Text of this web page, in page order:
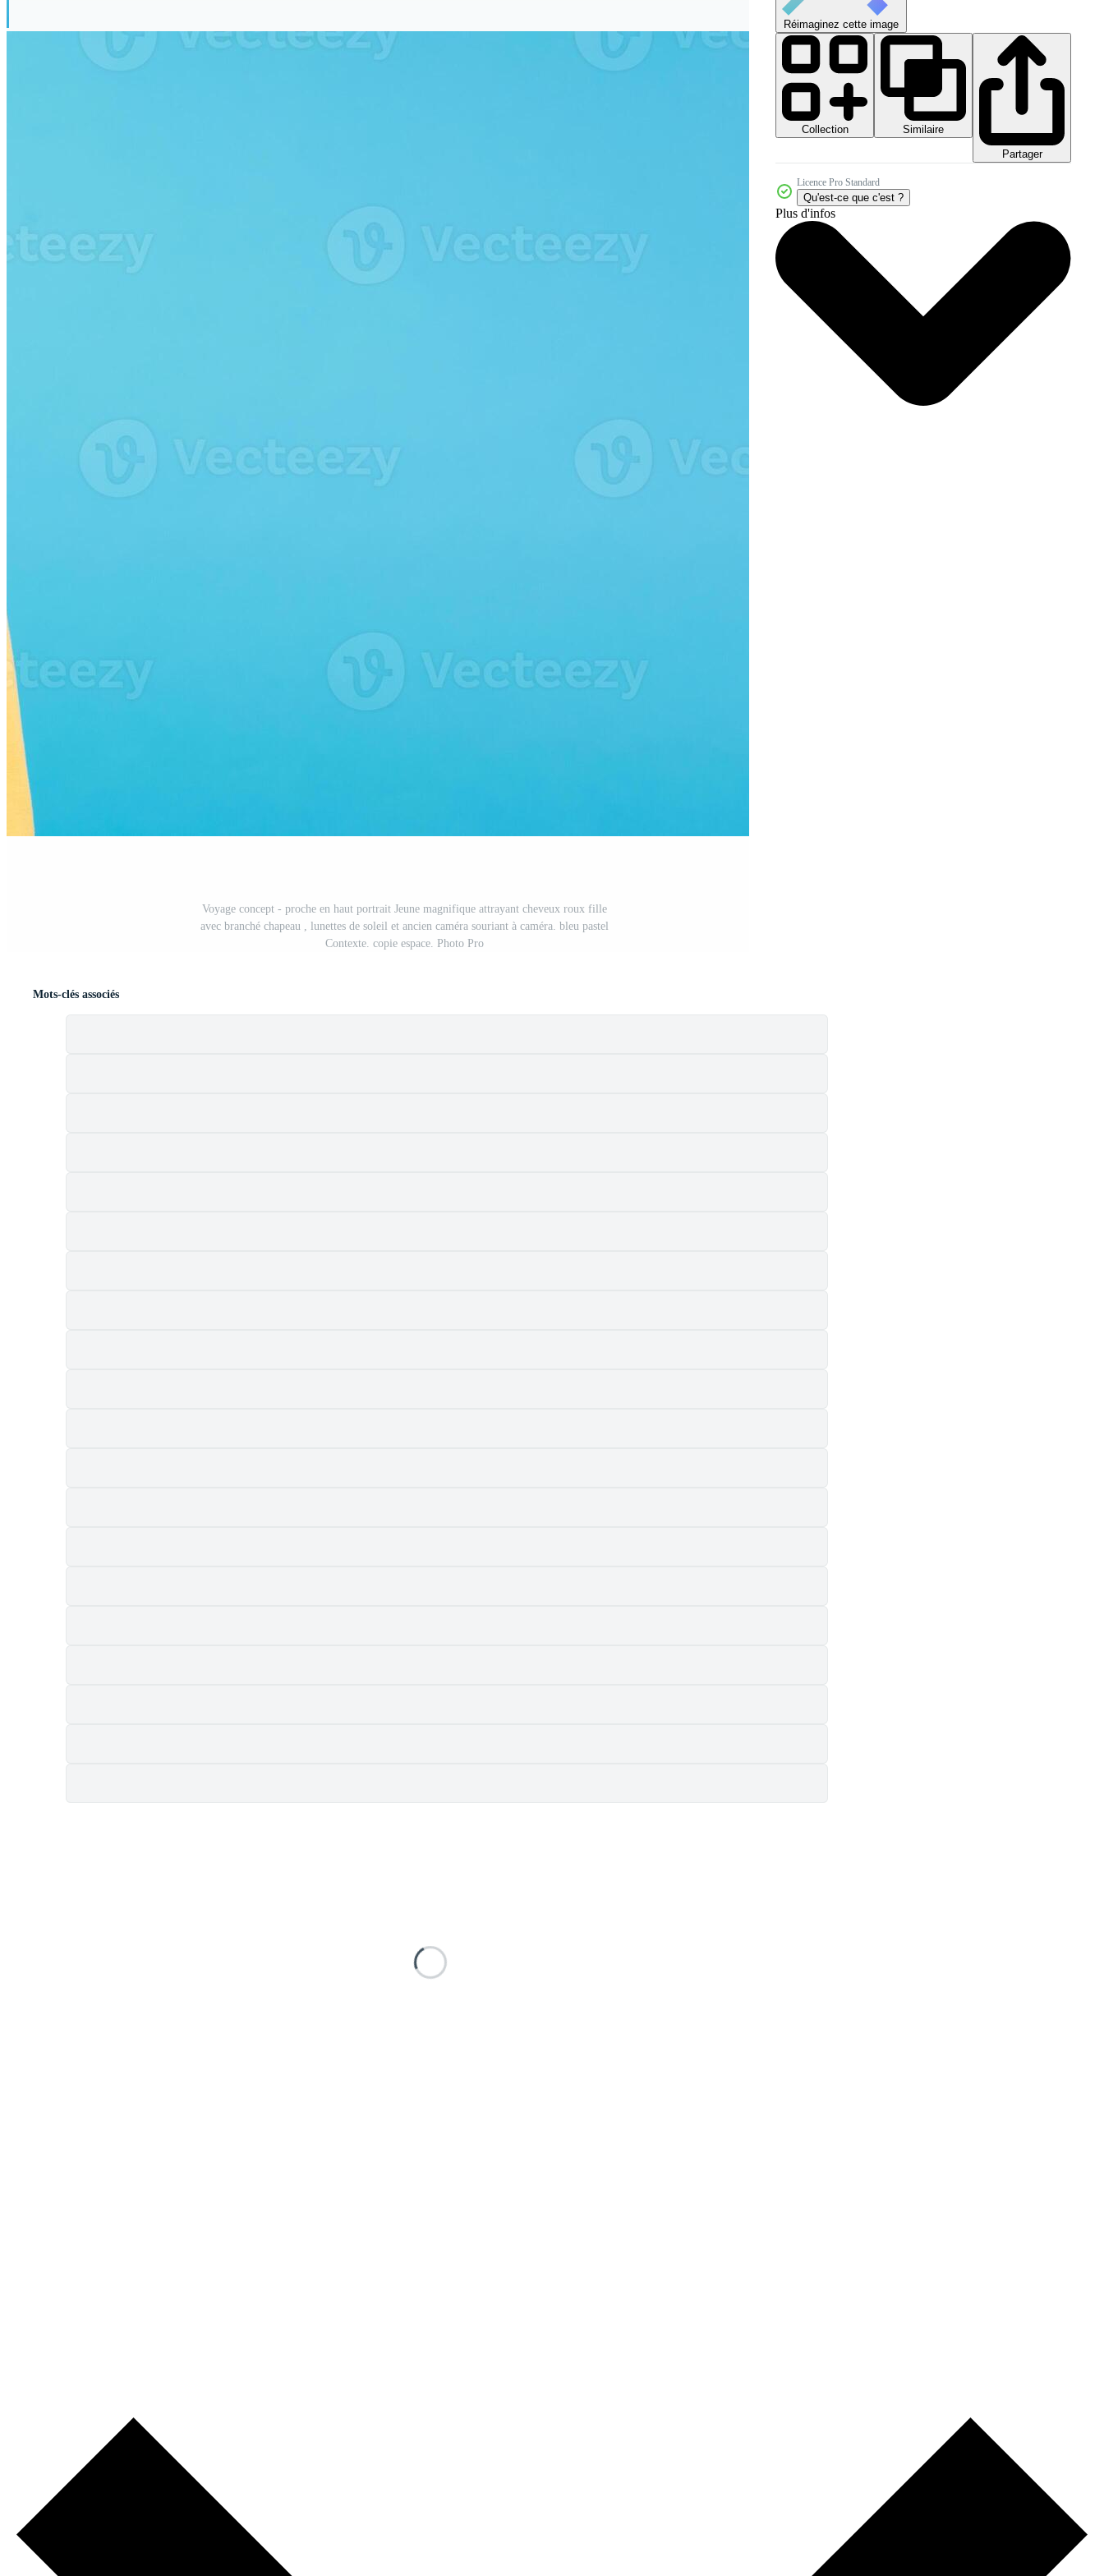
Voyage concept - proche en haut portrait Jeune magnifique attrayant cheveux roux fille
avec branché chapeau , lunettes de soleil et ancien caméra souriant à caméra. bleu pastel
Contexte. copie espace. Photo Pro
Réimaginez cette image
Collection
Similaire
Partager
Licence Pro Standard
Qu'est-ce que c'est ?
Plus d'infos
Mots-clés associés